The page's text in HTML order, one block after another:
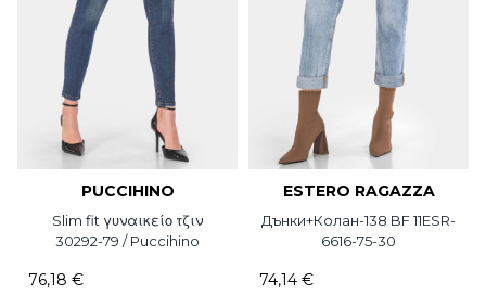
PUCCIHINO
Slim fit γυναικείο τζιν
30292-79 / Puccihino
76,18 €
ESTERO RAGAZZA
Дънки+Колан-138 BF 11ESR-
6616-75-30
74,14 €